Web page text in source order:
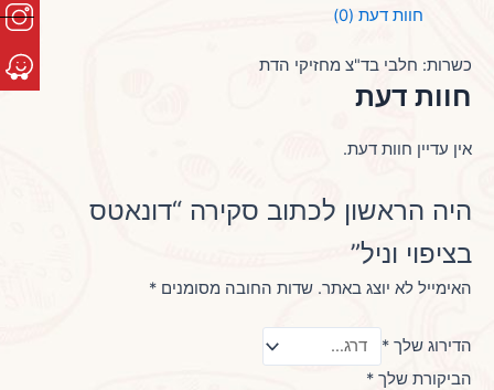
חוות דעת (0)
כשרות: חלבי בד"צ מחזיקי הדת
חוות דעת
אין עדיין חוות דעת.
היה הראשון לכתוב סקירה “דונאטס
בציפוי וניל”
האימייל לא יוצג באתר. שדות החובה מסומנים *
הדירוג שלך *
הביקורת שלך *